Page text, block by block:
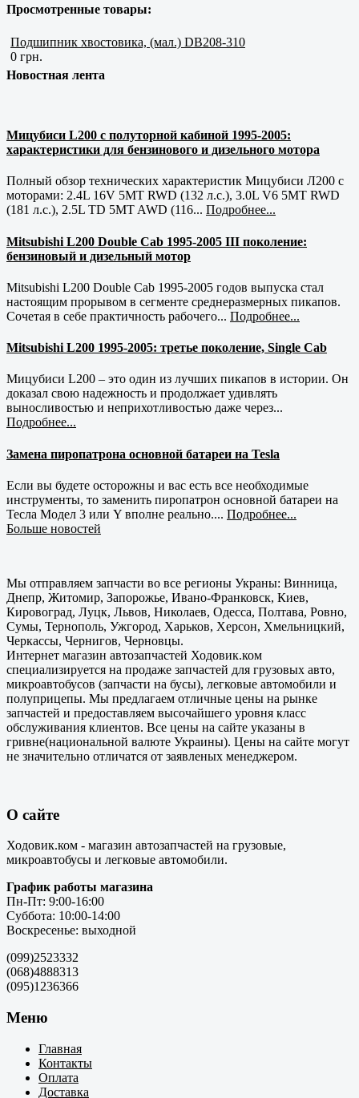
Просмотренные товары:
Подшипник хвостовика, (мал.) DB208-310
0 грн.
Новостная лента
Мицубиси L200 с полуторной кабиной 1995-2005:
характеристики для бензинового и дизельного мотора
Полный обзор технических характеристик Мицубиси Л200 с
моторами: 2.4L 16V 5MT RWD (132 л.с.), 3.0L V6 5MT RWD
(181 л.с.), 2.5L TD 5MT AWD (116... Подробнее...
Mitsubishi L200 Double Cab 1995-2005 III поколение:
бензиновый и дизельный мотор
Mitsubishi L200 Double Cab 1995-2005 годов выпуска стал
настоящим прорывом в сегменте среднеразмерных пикапов.
Сочетая в себе практичность рабочего... Подробнее...
Mitsubishi L200 1995-2005: третье поколение, Single Cab
Мицубиси L200 – это один из лучших пикапов в истории. Он
доказал свою надежность и продолжает удивлять
выносливостью и неприхотливостью даже через...
Подробнее...
Замена пиропатрона основной батареи на Tesla
Если вы будете осторожны и вас есть все необходимые
инструменты, то заменить пиропатрон основной батареи на
Тесла Модел 3 или Y вполне реально.... Подробнее...
Больше новостей
Мы отправляем запчасти во все регионы Украны: Винница,
Днепр, Житомир, Запорожье, Ивано-Франковск, Киев,
Кировоград, Луцк, Львов, Николаев, Одесса, Полтава, Ровно,
Сумы, Тернополь, Ужгород, Харьков, Херсон, Хмельницкий,
Черкассы, Чернигов, Черновцы.
Интернет магазин автозапчастей Ходовик.ком
специализируется на продаже запчастей для грузовых авто,
микроавтобусов (запчасти на бусы), легковые автомобили и
полуприцепы. Мы предлагаем отличные цены на рынке
запчастей и предоставляем высочайшего уровня класс
обслуживания клиентов. Все цены на сайте указаны в
гривне(национальной валюте Украины). Цены на сайте могут
не значительно отличатся от заявленых менеджером.
О сайте
Ходовик.ком - магазин автозапчастей на грузовые,
микроавтобусы и легковые автомобили.
График работы магазина
Пн-Пт: 9:00-16:00
Суббота: 10:00-14:00
Воскресенье: выходной
(099)2523332
(068)4888313
(095)1236366
Меню
Главная
Контакты
Оплата
Доставка